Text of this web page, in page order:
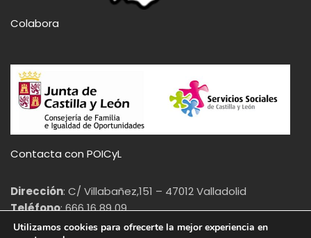
Colabora
Contacta con POICyL
Dirección: C/ Villabañez,151 – 47012 Valladolid
Teléfono: 666 16 89 09
Email: info@poicyl.org
Utilizamos cookies para ofrecerte la mejor experiencia en